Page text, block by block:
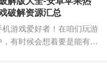
、Bybit 等展示逐笔成
一首诗词都蕴含着古人的
破解资源汇总
机游戏爱好者！在咱们玩游
，有时候会想着要是能有个